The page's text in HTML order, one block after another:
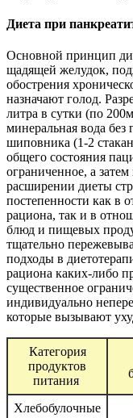
Диета при
Основной принцип
щадящей желудок,
обострения
назначают голод.
литра в сутки (по
минеральная вода без
шиповника (1-2
общего состояния
ограниченное, а
расширении диеты
постепенности как в
рациона, так и в
блюд и пищевых
тщательно
подходы в
рациона каких-либо
существенное
индивидуально
которые вызывают
Категория
продуктов
питания
Хлебобулочные